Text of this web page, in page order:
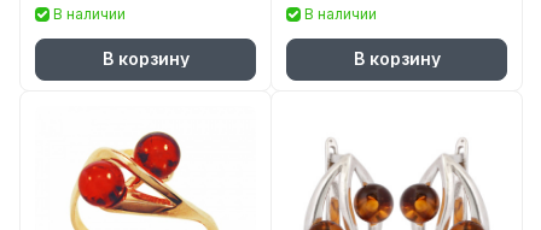
В наличии
В корзину
В наличии
В корзину